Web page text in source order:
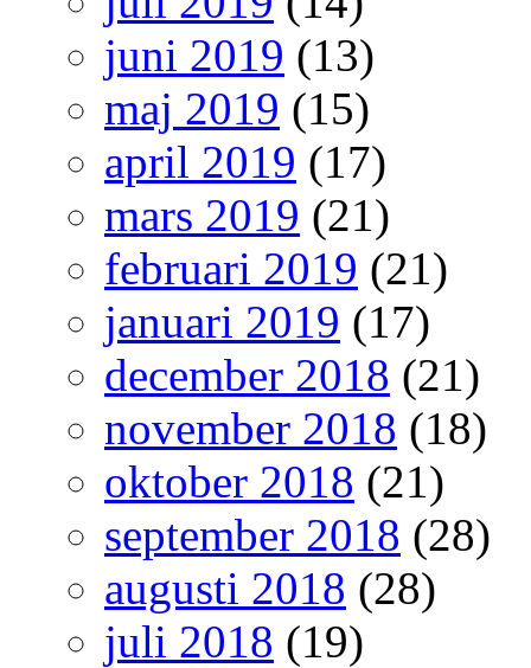
juni 2019 (13)
maj 2019 (15)
april 2019 (17)
mars 2019 (21)
februari 2019 (21)
januari 2019 (17)
december 2018 (21)
november 2018 (18)
oktober 2018 (21)
september 2018 (28)
augusti 2018 (28)
juli 2018 (19)